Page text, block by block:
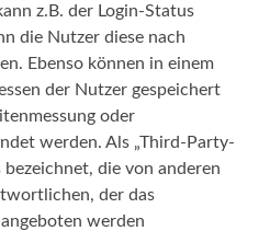
z.B. der Login-Status
die Nutzer diese nach
Ebenso können in einem
der Nutzer gespeichert
oder
werden. Als „Third-Party-
die von anderen
der das
werden